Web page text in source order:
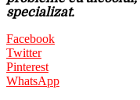
specializat.
Facebook
Twitter
Pinterest
WhatsApp